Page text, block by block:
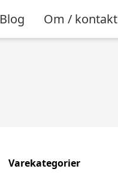
Blog Om / kontakt
Varekategorier